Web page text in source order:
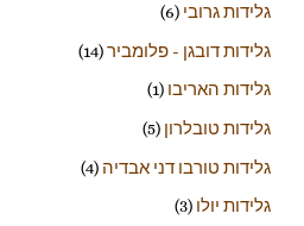
גלידות גרובי (6)
גלידות דובגן - פלומביר(14)
גלידות האריבו (1)
גלידות טובלרון (5)
גלידות טורבו דני אבדיה (4)
גלידות יולו (3)